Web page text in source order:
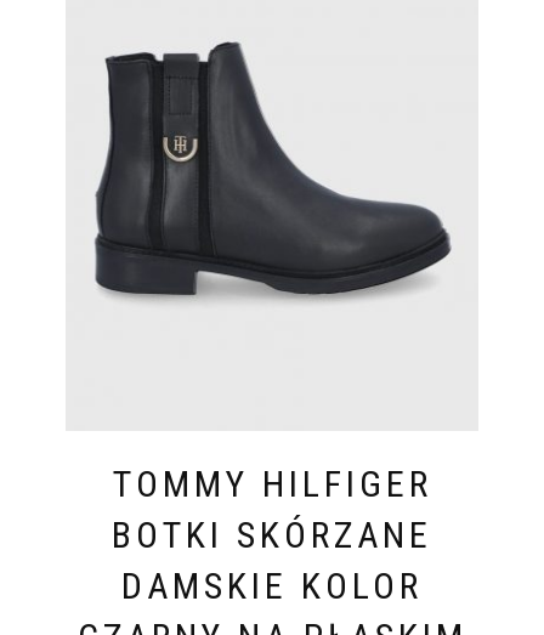
TOMMY HILFIGER
BOTKI SKÓRZANE
DAMSKIE KOLOR